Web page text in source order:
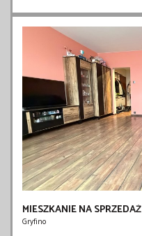
MIESZKANIE NA SPRZEDAŻ
Gryfino